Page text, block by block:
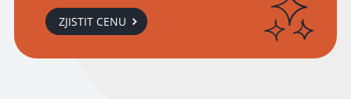
ZJISTIT CENU